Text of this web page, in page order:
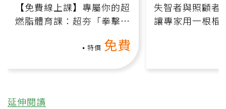
【免費線上課】專屬你的超
燃脂體育課：超夯「拳擊有
特價 免費
失智者與照顧者
讓專家用一根棍
延伸閱讀